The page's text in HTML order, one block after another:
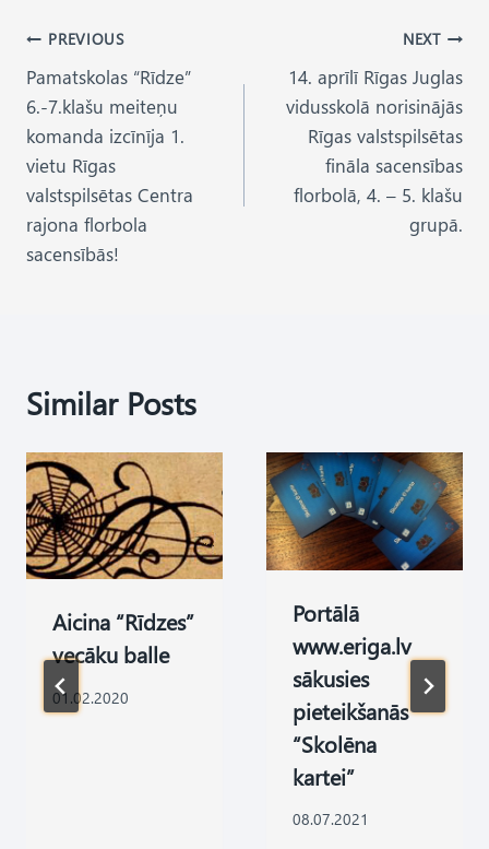
Post
navigation
PREVIOUS
Pamatskolas “Rīdze”
6.-7.klašu meiteņu
komanda izcīnīja 1.
vietu Rīgas
valstspilsētas Centra
rajona florbola
sacensībās!
NEXT
14. aprīlī Rīgas Juglas
vidusskolā norisinājās
Rīgas valstspilsētas
fināla sacensības
florbolā, 4. – 5. klašu
grupā.
Similar Posts
Aicina “Rīdzes”
vecāku balle
01.02.2020
Portālā
www.eriga.lv
sākusies
pieteikšanās
“Skolēna
kartei”
08.07.2021